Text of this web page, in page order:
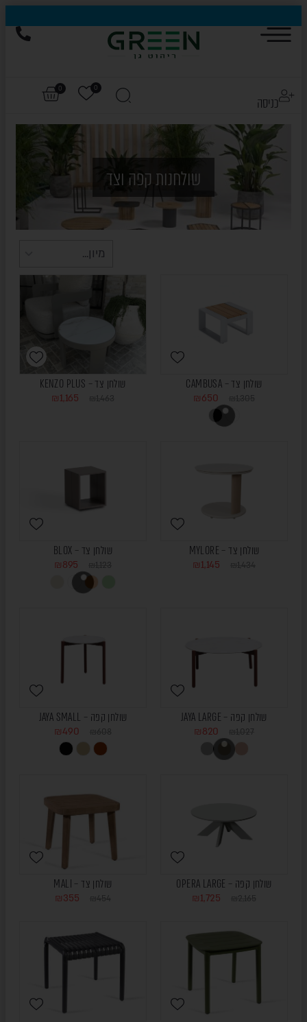
לחצו כאן לכל הדגמים של HIGOLD
כניסה
0
0
שולחנות קפה וצד
שולחן צד – CAMBUSA
1,305
₪650
שולחן צד – KENZO PLUS
1,463
₪1,165
שולחן צד – MYLORE
1,434
₪1,145
שולחן צד – BLOX
1,123
₪895
שולחן קפה – JAYA LARGE
1,027
₪820
שולחן קפה – JAYA SMALL
608
₪490
שולחן קפה – OPERA LARGE
2,165
₪1,725
שולחן צד – MALI
454
₪355
ONLINE
ONLY